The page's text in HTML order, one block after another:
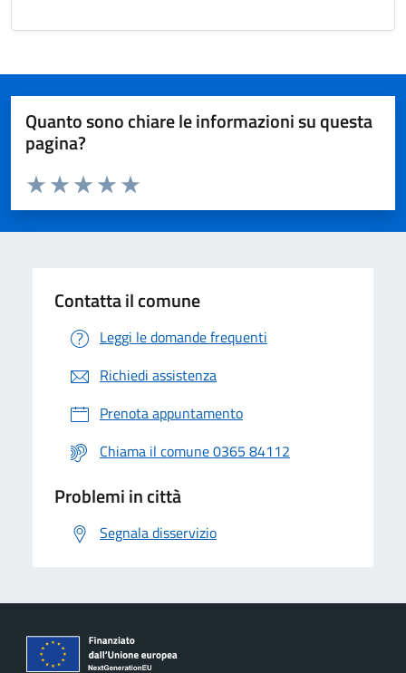
Quanto sono chiare le informazioni su questa
pagina?
Valuta da 1 a 5 stelle la pagina
Valuta 5 stelle su 5
Valuta 4 stelle su 5
Valuta 3 stelle su 5
Valuta 2 stelle su 5
Valuta 1 stelle su 5
Contatta il comune
Leggi le domande frequenti
Richiedi assistenza
Prenota appuntamento
Chiama il comune 0365 84112
Problemi in città
Segnala disservizio